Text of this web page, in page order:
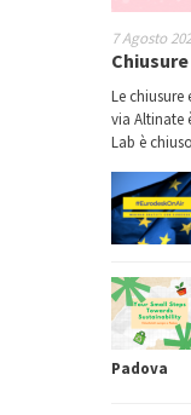
7 Agosto
Le chiusure
via Altinate
Lab è
Padova